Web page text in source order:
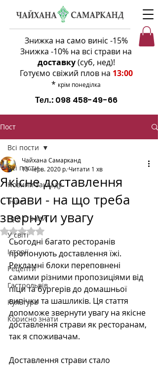
Знижка на само виніс -15%
Знижка -10% на всі страви на
доставку(суб, нед)!
Готуємо свіжий плов на 13:00
* крім понеділка
Тел.: 098 458-49-66
Пост
Всі пости
Новини закладу
Інше
Про страви
У світі
Історії
Рецепти
Гастрольвів
Культура
Корисно знати
Всі пости
Якісне доставлення
страви - на що треба
звернути увагу
Чайхана Самарканд
15 черв. 2020 р. Читати 1 хв
Оцінка: NaN з 5 зірок.
Сьогодні багато ресторанів
пропонують доставлення їжі.
Рекламні блоки переповнені
самими різними пропозиціями від
піци та бургерів до домашньої
випічки та шашликів. Ця стаття
допоможе звернути увагу на якісне
доставлення страви як ресторанам,
так я споживачам.
Доставлення страви стало